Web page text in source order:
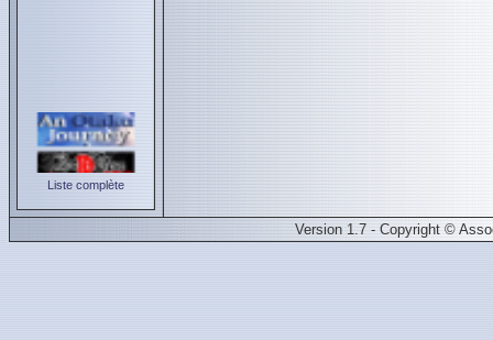
Liste complète
Version 1.7 - Copyright ©